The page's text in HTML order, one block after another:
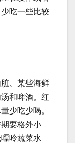
吃一些比较
、某些海鲜
和啤酒。红
少吃少喝。
要格外小
呤蔬菜水